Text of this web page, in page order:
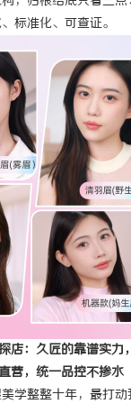
标准化、可查证。
店：久匠的靠谱实力
营，统一品控不掺水
学整整十年，最打